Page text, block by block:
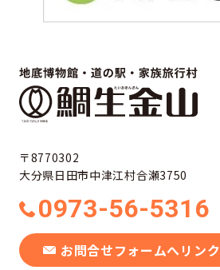
〒8770302
大分県日田市中津江村合瀬3750
0973-56-5316
お問合せフォームへリンク